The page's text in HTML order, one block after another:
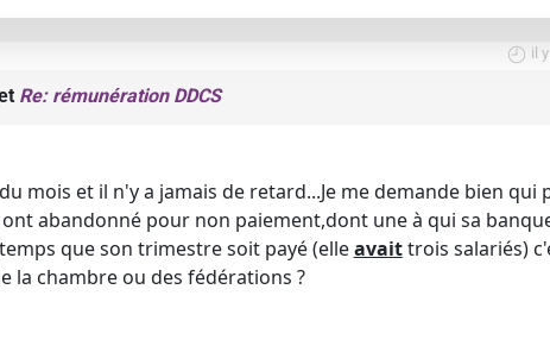
il
Re: rémunération DDCS
mois et il n'y a jamais de retard...Je me demande bien qui
ont abandonné pour non paiement,dont une à qui sa
que son trimestre soit payé (elleavaittrois salariés)
la chambre ou des fédérations ?